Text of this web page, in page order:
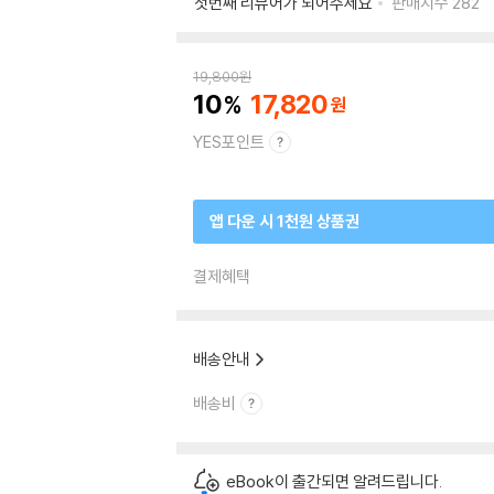
19,800원
10 17,820
YES포인트
앱 다운 시 1천원 상품권
결제혜택
배송안내
배송비
eBook이 출간되면 알려드립니다.